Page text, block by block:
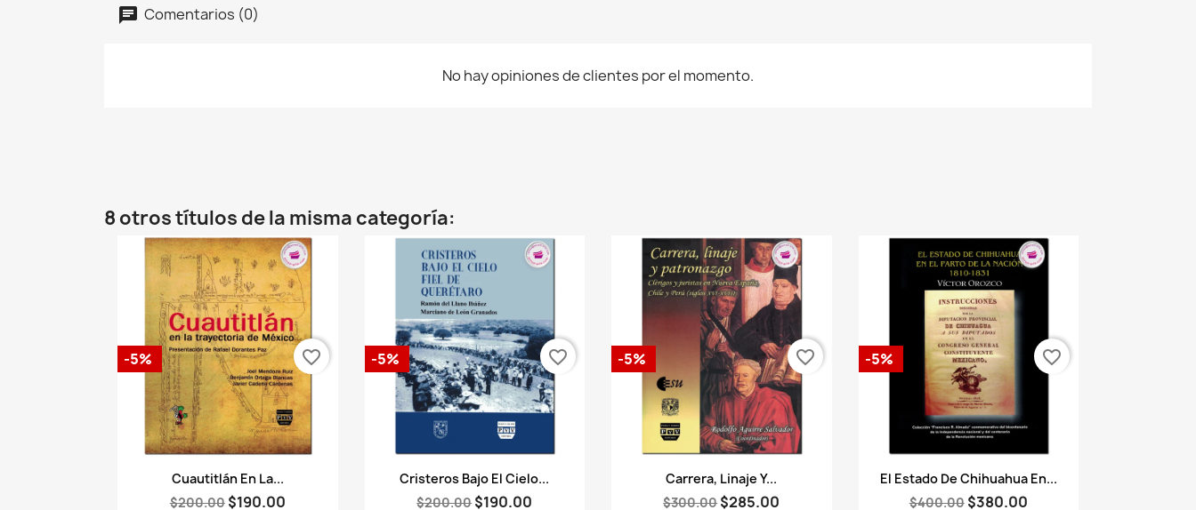
Comentarios (0)
No hay opiniones de clientes por el momento.
8 otros títulos de la misma categoría:
Vista rápida
Cuautitlán En La...
$200.00 $190.00
-5% favorite_border
Vista rápida
Cristeros Bajo El Cielo...
$200.00$190.00
-5% favorite_border
Vista rápida
Carrera, Linaje Y...
$300.00$285.00
-5% favorite_border
 Vista rápida
El Estado De Chihuahua En...
$400.00 $380.00
-5% favorite_border